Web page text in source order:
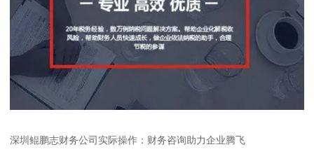
深圳鲲鹏志财务公司实际操作：财务咨询助力企业腾飞